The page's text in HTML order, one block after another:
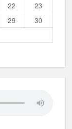
22
23
29
30